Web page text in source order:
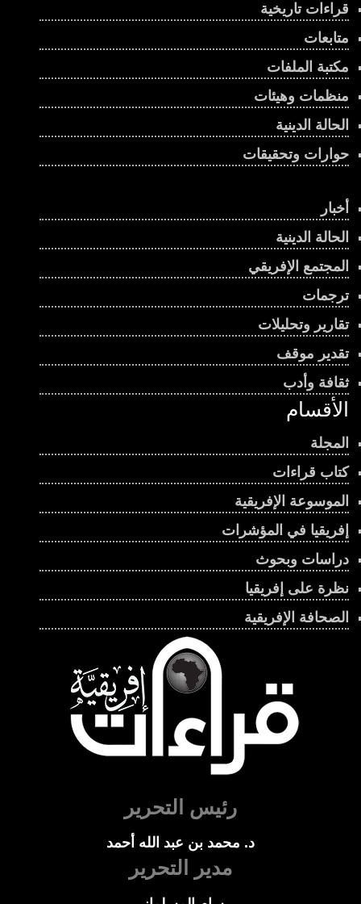
قراءات تاريخية
متابعات
مكتبة الملفات
منظمات وهيئات
الحالة الدينية
حوارات وتحقيقات
أخبار
الحالة الدينية
المجتمع الإفريقي
ترجمات
تقارير وتحليلات
تقدير موقف
ثقافة وأدب
الأقسام
المجلة
كتاب قراءات
الموسوعة الإفريقية
إفريقيا في المؤشرات
دراسات وبحوث
نظرة على إفريقيا
الصحافة الإفريقية
رئيس التحرير
د. محمد بن عبد الله أحمد
مدير التحرير